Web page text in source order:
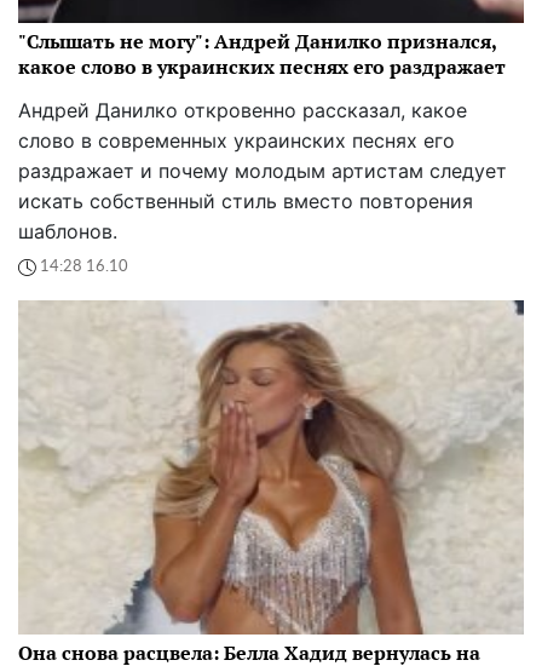
"Слышать не могу": Андрей Данилко признался,
какое слово в украинских песнях его раздражает
Андрей Данилко откровенно рассказал, какое
слово в современных украинских песнях его
раздражает и почему молодым артистам следует
искать собственный стиль вместо повторения
шаблонов.
14:28 16.10
Она снова расцвела: Белла Хадид вернулась на